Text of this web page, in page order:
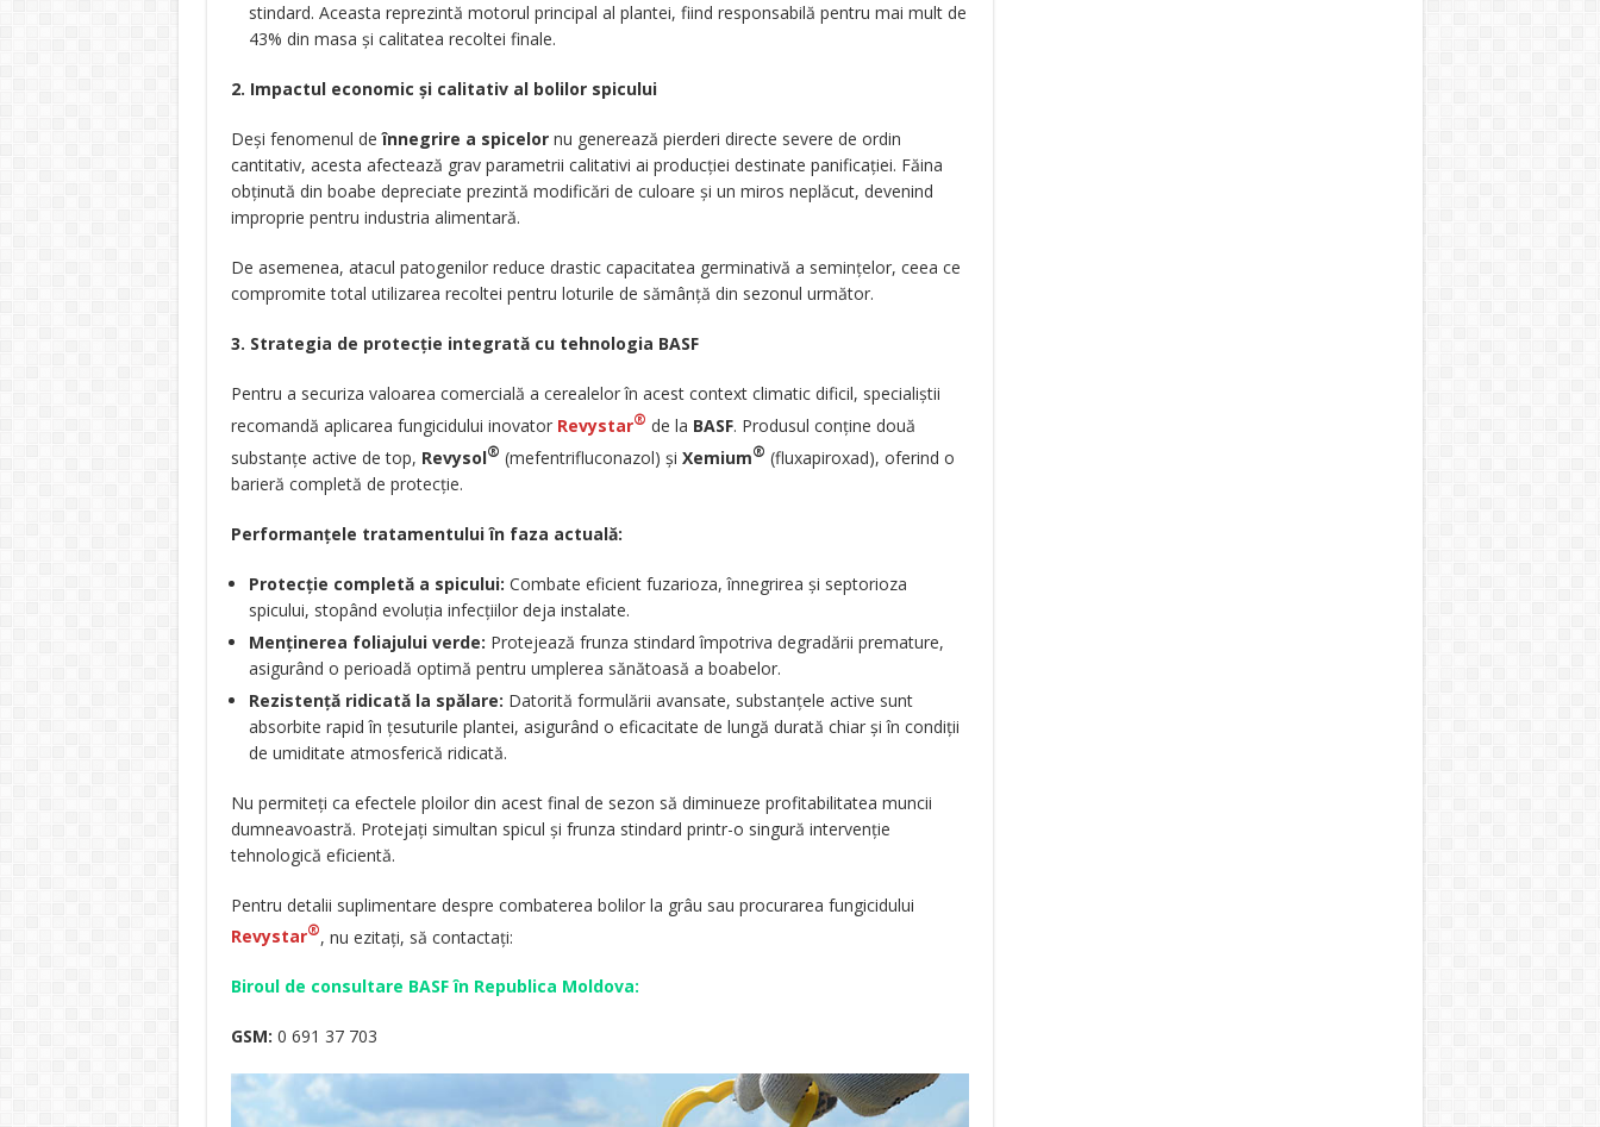
stindard. Aceasta reprezintă motorul principal al plantei, fiind responsabilă pentru mai mult de
43% din masa și calitatea recoltei finale.
2. Impactul economic și calitativ al bolilor spicului
Deși fenomenul deînnegrire a spicelornu generează pierderi directe severe de ordin
cantitativ, acesta afectează grav parametrii calitativi ai producției destinate panificației. Făina
obținută din boabe depreciate prezintă modificări de culoare și un miros neplăcut, devenind
improprie pentru industria alimentară.
De asemenea, atacul patogenilor reduce drastic capacitatea germinativă a semințelor, ceea ce
compromite total utilizarea recoltei pentru loturile de sămânță din sezonul următor.
3. Strategia de protecție integrată cu tehnologia BASF
Pentru a securiza valoarea comercială a cerealelor în acest context climatic dificil, specialiștii
recomandă aplicarea fungicidului inovator Revystar® de la BASF. Produsul conține două
substanțe active de top, Revysol® (mefentrifluconazol) și Xemium® (fluxapiroxad), oferind o
barieră completă de protecție.
Performanțele tratamentului în faza actuală:
Protecție completă a spicului: Combate eficient fuzarioza, înnegrirea și septorioza
spicului, stopând evoluția infecțiilor deja instalate.
Menținerea foliajului verde: Protejează frunza stindard împotriva degradării premature,
asigurând o perioadă optimă pentru umplerea sănătoasă a boabelor.
Rezistență ridicată la spălare: Datorită formulării avansate, substanțele active sunt
absorbite rapid în țesuturile plantei, asigurând o eficacitate de lungă durată chiar și în condiții
de umiditate atmosferică ridicată.
Nu permiteți ca efectele ploilor din acest final de sezon să diminueze profitabilitatea muncii
dumneavoastră. Protejați simultan spicul și frunza stindard printr-o singură intervenție
tehnologică eficientă.
Pentru detalii suplimentare despre combaterea bolilor la grâu sau procurarea fungicidului
Revystar®, nu ezitați, să contactați:
Biroul de consultare BASF în Republica Moldova:
GSM: 0 691 37 703